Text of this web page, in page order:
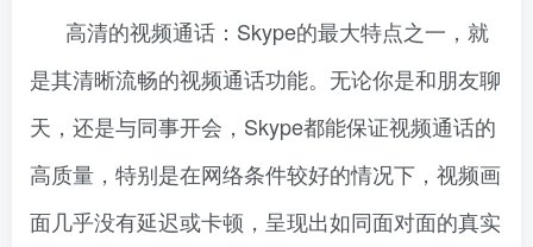
高清的视频通话：Skype的最大特点之一，就
是其清晰流畅的视频通话功能。无论你是和朋友聊
天，还是与同事开会，Skype都能保证视频通话的
高质量，特别是在网络条件较好的情况下，视频画
面几乎没有延迟或卡顿，呈现出如同面对面的真实